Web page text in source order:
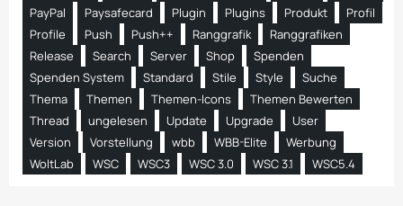
PayPal
Paysafecard Plugin Plugins Produkt
Profil
Profile
Push Push++ Ranggrafik
Ranggrafiken
Release
Search Server Shop
Spenden
Spenden System
Standard Stile Style
Suche
Thema
Themen Themen-Icons
Themen Bewerten
Thread
ungelesen Update Upgrade
User
Version
Vorstellung wbb WBB-Elite
Werbung
WoltLab
WSC WSC3 WSC 3.0 WSC 3.1 WSC5.4